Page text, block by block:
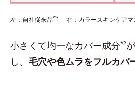
左：自社従来品*3 右：カラースキンケア
小さくて均一なカバー成分*2
し、 毛穴や色ムラをフルカバ